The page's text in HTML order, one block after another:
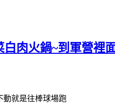
肉火鍋~到軍營裡
動就是往棒球場跑